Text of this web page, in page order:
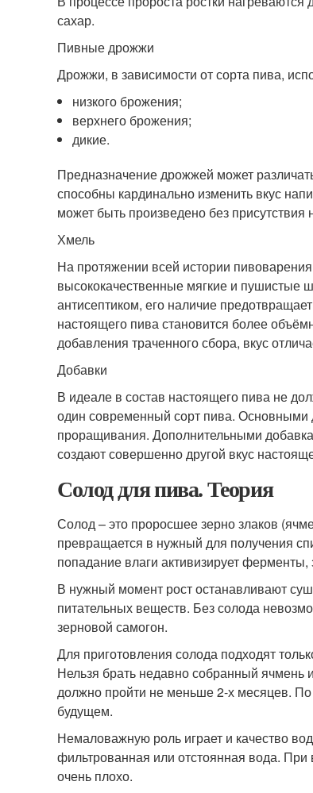
сахар.
Пивные дрожжи
Дрожжи, в зависимости от сорта пива,
низкого брожения;
верхнего брожения;
дикие.
Предназначение дрожжей может
способны кардинально изменить вкус
может быть произведено без
Хмель
На протяжении всей истории
высококачественные мягкие и пушистые
антисептиком, его наличие
настоящего пива становится более
добавления траченного сбора, вкус
Добавки
В идеале в состав настоящего пива не
один современный сорт пива. Основными
проращивания. Дополнительными
создают совершенно другой вкус
Солод для пива. Теория
Солод – это проросшее зерно злаков
превращается в нужный для получения
попадание влаги активизирует
В нужный момент рост останавливают
питательных веществ. Без солода
зерновой самогон.
Для приготовления солода подходят
Нельзя брать недавно собранный ячмень
должно пройти не меньше 2-х месяцев. По
будущем.
Немаловажную роль играет и качество
фильтрованная или отстоянная вода.
очень плохо.